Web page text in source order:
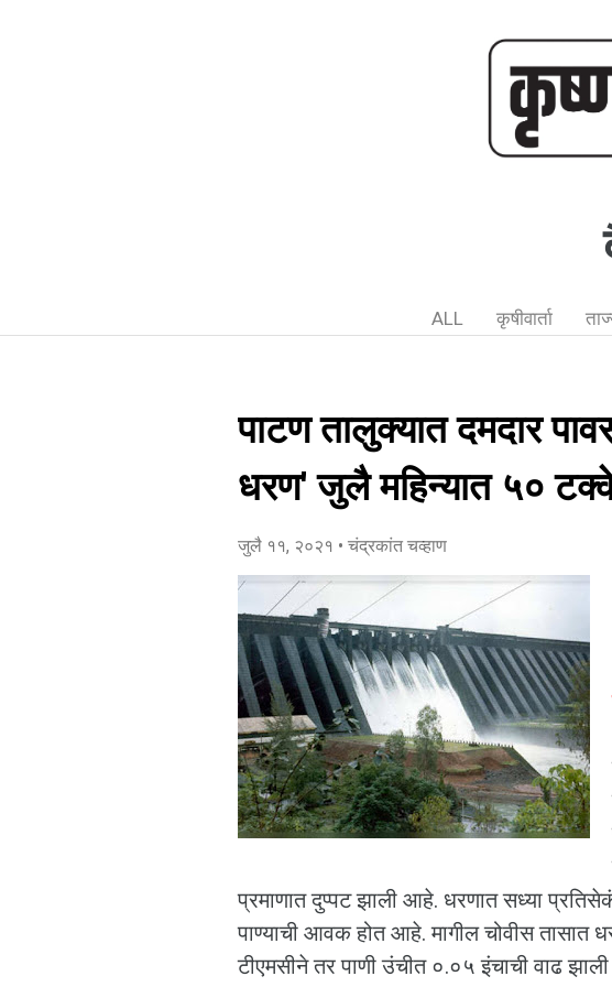
ALL कृषीवार्ता
पाटण तालुक्यात दमदार
धरण' जुलै महिन्यात ५०
जुलै ११, २०२१ • चंद्रकांत चव्हाण
प्रमाणात दुप्पट झाली आहे. धरणात सध्या
पाण्याची आवक होत आहे. मागील चोवीस तासात
टीएमसीने तर पाणी उंचीत ०.०५ इंचाची वाढ